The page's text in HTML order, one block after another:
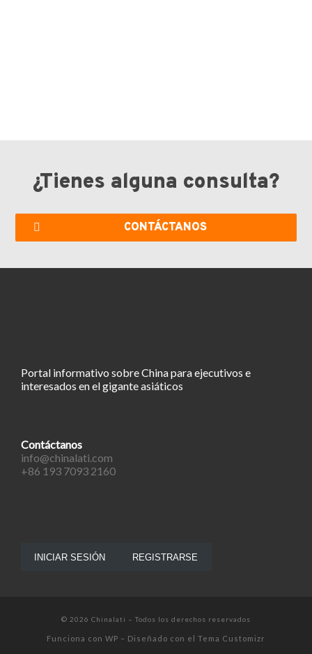
¿Tienes alguna consulta?
CONTÁCTANOS
Portal informativo sobre China para ejecutivos e
interesados en el gigante asiáticos
Contáctanos
info@chinalati.com
+86 193 7093 2160
INICIAR SESIÓN REGISTRARSE
© 2026 Chinalati – Todos los derechos reservados
Funciona con WP – Diseñado con el Tema Customizr